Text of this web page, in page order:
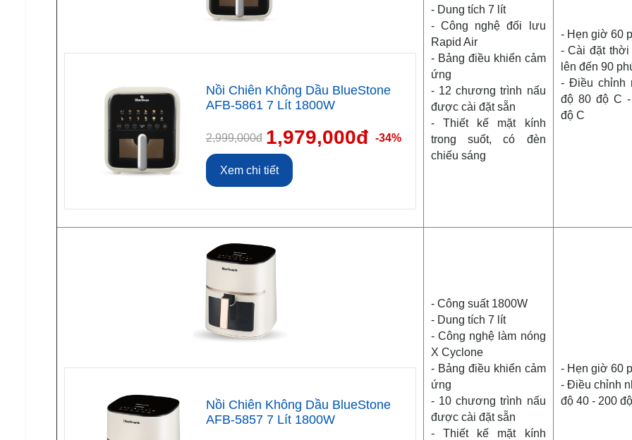
Nồi Chiên Không Dầu BlueStone
AFB-5861 7 Lít 1800W
2,999,000đ 1,979,000đ -34%
Xem chi tiết
- Dung tích 7 lít
- Công nghệ đối lưu
Rapid Air
- Bảng điều khiển cảm
ứng
- 12 chương trình nấu
được cài đặt sẵn
- Thiết kế mặt kính
trong suốt, có đèn
chiếu sáng
- Hẹn giờ 60
- Cài đặt thời
lên đến 90
- Điều chỉnh
độ 80 độ C
độ C
Nồi Chiên Không Dầu BlueStone
AFB-5857 7 Lít 1800W
- Công suất 1800W
- Dung tích 7 lít
- Công nghệ làm nóng
X Cyclone
- Bảng điều khiển cảm
ứng
- 10 chương trình nấu
được cài đặt sẵn
- Thiết kế mặt kính
- Hẹn giờ 60
- Điều chỉnh
độ 40 - 200